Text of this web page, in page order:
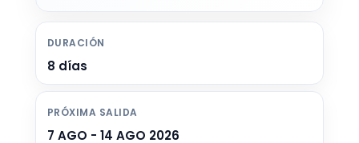
DURACIÓN
8 días
PRÓXIMA SALIDA
7 AGO - 14 AGO 2026